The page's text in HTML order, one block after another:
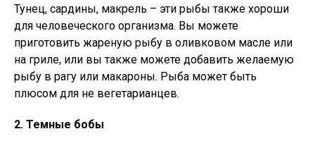
Тунец, сардины, макрель – эти рыбы также хороши
для человеческого организма. Вы можете
приготовить жареную рыбу в оливковом масле или
на гриле, или вы также можете добавить желаемую
рыбу в рагу или макароны. Рыба может быть
плюсом для не вегетарианцев.
2. Темные бобы